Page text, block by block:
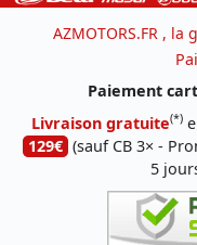
AZMOTORS.FR ,
Paiement
Livraison gratuite(*)
129€ (sauf CB 3× -
5